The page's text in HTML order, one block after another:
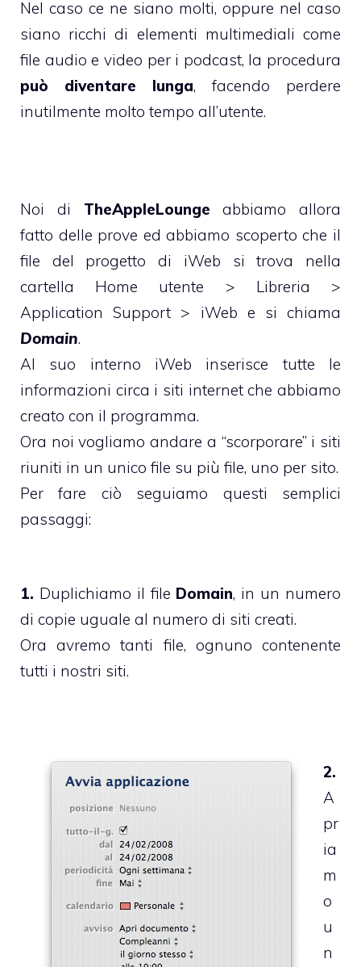
Nel caso ce ne siano molti, oppure nel caso
siano ricchi di elementi multimediali come
file audio e video per i podcast, la procedura
può diventare lunga, facendo perdere
inutilmente molto tempo all’utente.
Noi di TheAppleLounge abbiamo allora
fatto delle prove ed abbiamo scoperto che il
file del progetto di iWeb si trova nella
cartella Home utente > Libreria >
Application Support > iWeb e si chiama
Domain.
Al suo interno iWeb inserisce tutte le
informazioni circa i siti internet che abbiamo
creato con il programma.
Ora noi vogliamo andare a “scorporare” i siti
riuniti in un unico file su più file, uno per sito.
Per fare ciò seguiamo questi semplici
passaggi:
1. Duplichiamo il file Domain, in un numero
di copie uguale al numero di siti creati.
Ora avremo tanti file, ognuno contenente
tutti i nostri siti.
2.
A
pr
ia
m
o
u
n